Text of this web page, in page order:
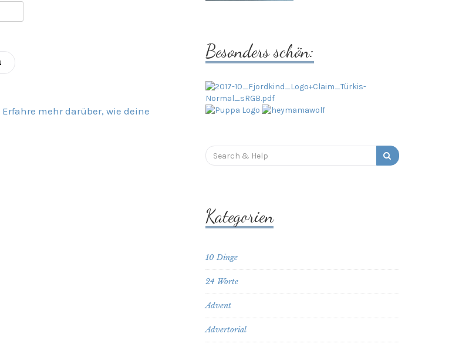
Erfahre mehr darüber, wie deine
Besonders schön:
Search
for:
Kategorien
10 Dinge
24 Worte
Advent
Advertorial